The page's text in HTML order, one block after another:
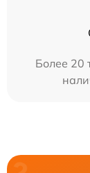
Более 20